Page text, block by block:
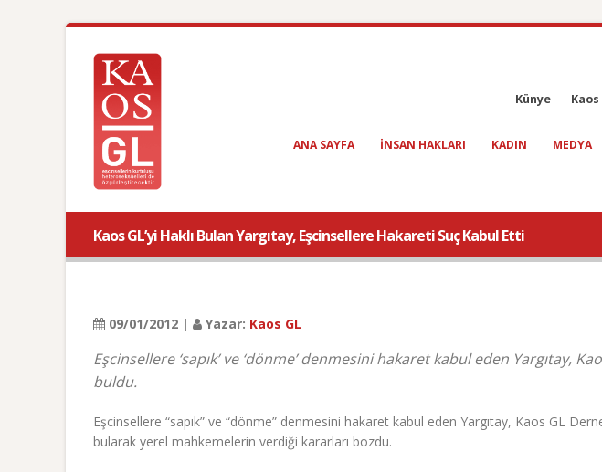
Künye
ANA SAYFA INSAN HAKLARI KADIN MEDYA
Kaos GL’yi Haklı Bulan Yargıtay, Eşcinsellere Hakareti Suç Kabul Etti
09/01/2012 | Yazar: Kaos GL
Eşcinsellere ‘sapık’ ve ‘dönme’ denmesini hakaret kabul eden Yargıtay,
buldu.
Eşcinsellere “sapık” ve “dönme” denmesini hakaret kabul eden Yargıtay, Kaos GL
bularak yerel mahkemelerin verdiği kararları bozdu.